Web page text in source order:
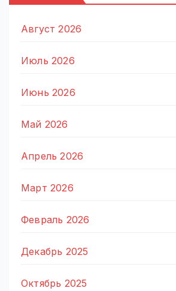
Август 2026
Июль 2026
Июнь 2026
Май 2026
Апрель 2026
Март 2026
Февраль 2026
Декабрь 2025
Октябрь 2025